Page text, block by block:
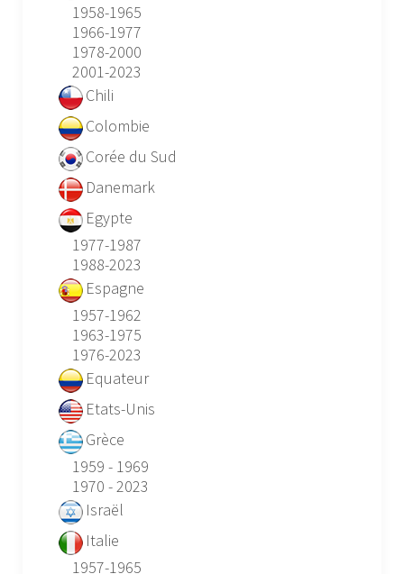
1958-1965
1966-1977
1978-2000
2001-2023
Chili
Colombie
Corée du Sud
Danemark
Egypte
1977-1987
1988-2023
Espagne
1957-1962
1963-1975
1976-2023
Equateur
Etats-Unis
Grèce
1959 - 1969
1970 - 2023
Israël
Italie
1957-1965